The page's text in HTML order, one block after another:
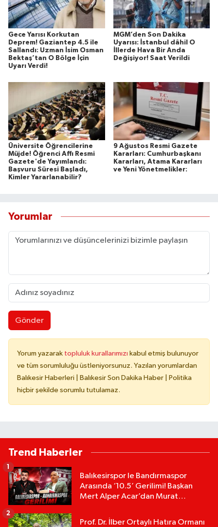
Gece Yarısı Korkutan
Deprem! Gaziantep 4.5 ile
Sallandı: Uzman İsim Osman
Bektaş’tan O Bölge İçin
Uyarı Verdi!
MGM’den Son Dakika
Uyarısı: İstanbul dâhil O
İllerde Hava Bir Anda
Değişiyor! Saat Verildi
Üniversite Öğrencilerine
Müjde! Öğrenci Affı Resmi
Gazete'de Yayımlandı:
Başvuru Süresi Başladı,
Kimler Yararlanabilir?
9 Ağustos Resmi Gazete
Kararları: Cumhurbaşkanı
Kararları, Atama Kararları
ve Yeni Yönetmelikler:
Yorumlar
Gönder
Yorum yazarak topluluk kurallarımızı kabul etmiş bulunuyor
ve tüm sorumluluğu üstleniyorsunuz. Yazılan yorumlardan
Balıkesir Haberleri | Balıkesir Son Dakika Haber | Politika
hiçbir şekilde sorumlu tutulamaz.
Trend Haberler
Balıkesirspor le Bandırmaspor
Arasında ‘10.5’ Gerilimi! Başkan
Mert Alper Acar’dan Murat
1
Prof. Dr. İlber Ortaylı Hatıra Ormanı
2